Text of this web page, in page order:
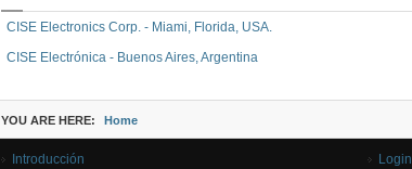
CISE Electronics Corp. - Miami, Florida, USA.
CISE Electrónica - Buenos Aires, Argentina
YOU ARE HERE: Home
Introducción Login